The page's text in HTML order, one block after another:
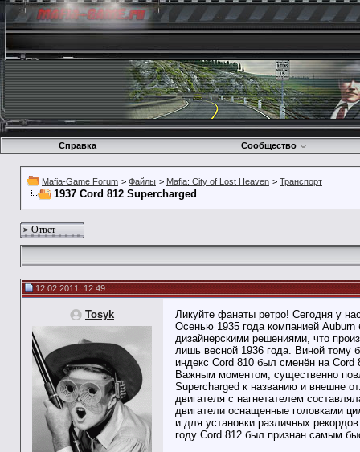
Справка Сообщество
Mafia-Game Forum > Файлы > Mafia: City of Lost Heaven > Транспорт
1937 Cord 812 Supercharged
Ответ
12.02.2011, 12:49
Tosyk
Ликуйте фанаты ретро! Сегодня у
Осенью 1935 года компанией
дизайнерскими решениями, что
лишь весной 1936 года. Виной тому
индекс Cord 810 был сменён на Cord
Важным моментом, существенно
Supercharged к названию и внешне
двигателя с нагнетателем
двигатели оснащенные головками
и для установки различных
году Cord 812 был признан самым